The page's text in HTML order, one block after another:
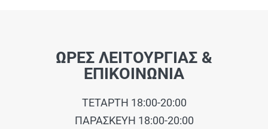
ΩΡΕΣ ΛΕΙΤΟΥΡΓΙΑΣ &
ΕΠΙΚΟΙΝΩΝΙΑ
ΤΕΤΑΡΤΗ 18:00-20:00
ΠΑΡΑΣΚΕΥΗ 18:00-20:00